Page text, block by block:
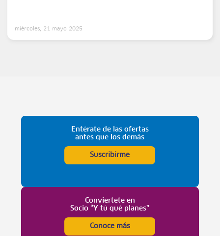
miércoles, 21 mayo 2025
Entérate de las ofertas
antes que los demás
Suscribirme
Conviértete en
Socio “Y tú qué planes”
Conoce más